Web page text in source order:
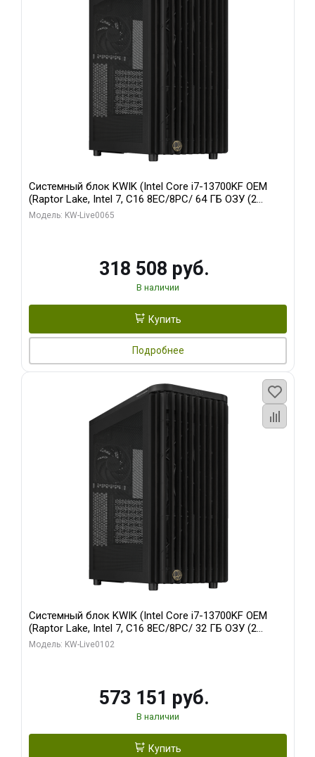
Системный блок KWIK (Intel Core i7-13700KF OEM
(Raptor Lake, Intel 7, C16 8EC/8PC/ 64 ГБ ОЗУ (2
модуля)/ ASUS RTX5080 PROART OC 16GB GDDR7
Модель: KW-Live0065
318 508 руб.
В наличии
Купить
Подробнее
Системный блок KWIK (Intel Core i7-13700KF OEM
(Raptor Lake, Intel 7, C16 8EC/8PC/ 32 ГБ ОЗУ (2
модуля)/ Afox RTX4090 24GB GDDR6X 384-Bit 3xDP
Модель: KW-Live0102
573 151 руб.
В наличии
Купить